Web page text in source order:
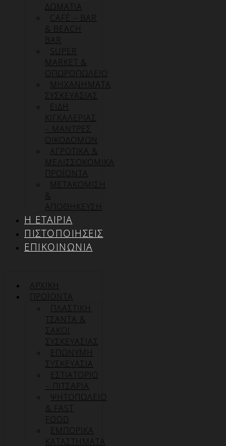
ΔΩΜΑΤΙΑ
CAFÉ – BAR
& BEACH
BAR
SUPER
MARKET &
ΟΠΩΡΟΠΩΛΕΙΟ
ΜΗΧΑΝΗΜΑΤΑ
ΣΥΣΚΕΥΑΣΙΑΣ
ΕΙΔΗ
ΚΙΓΚΑΛΕΡΙΑΣ
– ΜΑΝΤΡΕΣ
ΟΙΚΟΔΟΜΩΝ
ΑΓΡΟΤΙΚΑ &
ΜΕΛΙΣΣΟΚΟΜΙΚΑ
ΠΡΟΪΟΝΤΑ
ΜΕΤΑΚΟΜΙΣΗ
&
ΑΠΟΘΗΚΕΥΣΗ
Η ΕΤΑΙΡΊΑ
ΠΙΣΤΟΠΟΙΉΣΕΙΣ
ΕΠΙΚΟΙΝΩΝΊΑ
ΑΡΧΙΚΉ
ΠΡΟΪΌΝΤΑ
ΠΛΑΣΤΙΚΗ
ΤΣΑΝΤΑ &
ΣΑΚΟΙ
ΣΥΣΚΕΥΑΣΙΑΣ
ΕΠΏΝΥΜΗ
ΣΥΣΚΕΥΑΣΊΑ
ΕΣΤΙΑΤΟΡΙΟ
– ΠΙΤΣΑΡΙΑ
ΨΗΤΟΠΩΛΕΙΟ
& FAST
FOOD
ΕΜΠΟΡΙΚΑ
ΚΑΤΑΣΤΗΜΑΤΑ